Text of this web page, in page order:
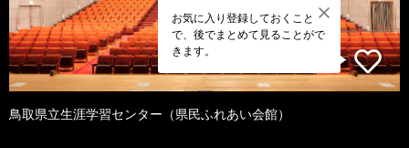
お気に入り登録しておくこと
で、後でまとめて見ることがで
きます。
鳥取県立生涯学習センター（県民ふれあい会館）